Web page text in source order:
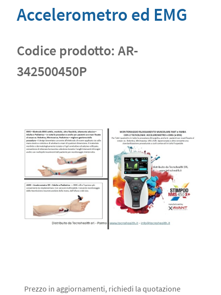
Accelerometro ed EMG
Codice prodotto: AR-
342500450P
Prezzo in aggiornamenti, richiedi la quotazione